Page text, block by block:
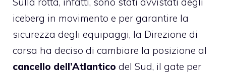
iceberg in movimento e per garantire la
sicurezza degli equipaggi, la Direzione di
corsa ha deciso di cambiare la posizione al
cancello dell’Atlantico del Sud, il gate per